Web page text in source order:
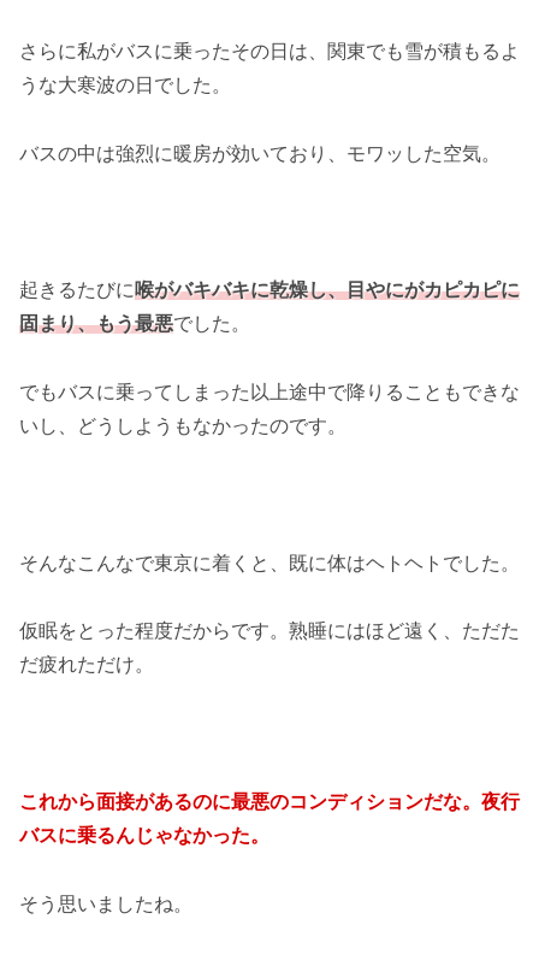
さらに私がバスに乗ったその日は、関東でも雪が積もるよ
うな大寒波の日でした。
バスの中は強烈に暖房が効いており、モワッした空気。
起きるたびに喉がバキバキに乾燥し、目やにがカピカピに
固まり、もう最悪でした。
でもバスに乗ってしまった以上途中で降りることもできな
いし、どうしようもなかったのです。
そんなこんなで東京に着くと、既に体はヘトヘトでした。
仮眠をとった程度だからです。熟睡にはほど遠く、ただた
だ疲れただけ。
これから面接があるのに最悪のコンディションだな。夜行
バスに乗るんじゃなかった。
そう思いましたね。